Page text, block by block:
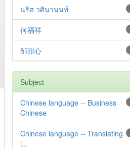
นริศ วศินานนท์
何福祥
邹甜心
Subject
Chinese language -- Business
Chinese
Chinese language -- Translating
i...